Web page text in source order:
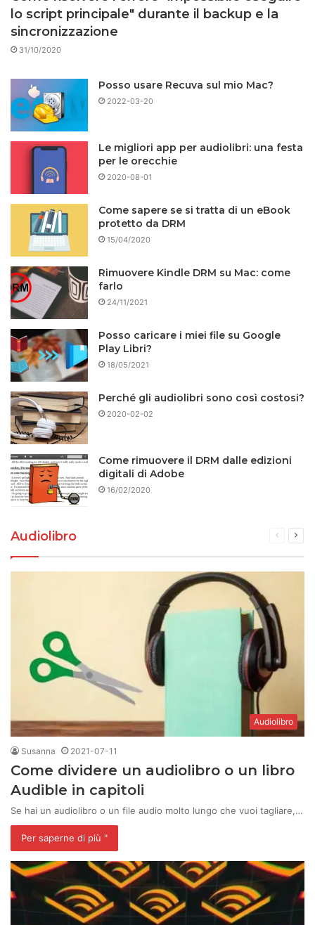
lo script principale" durante il backup e la
sincronizzazione
31/10/2020
Posso usare Recuva sul mio Mac?
2022-03-20
Le migliori app per audiolibri: una festa
per le orecchie
2020-08-01
Come sapere se si tratta di un eBook
protetto da DRM
15/04/2020
Rimuovere Kindle DRM su Mac: come
farlo
24/11/2021
Posso caricare i miei file su Google
Play Libri?
18/05/2021
Perché gli audiolibri sono così costosi?
2020-02-02
Come rimuovere il DRM dalle edizioni
digitali di Adobe
16/02/2020
Audiolibro
Pagina
Audiolibro
Susanna 2021-07-11
Come dividere un audiolibro o un libro
Audible in capitoli
Se hai un audiolibro o un file audio molto lungo che vuoi tagliare,…
Per saperne di più "